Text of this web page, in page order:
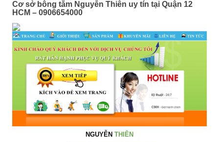
Cơ sở bông tắm Nguyễn Thiên uy tín tại Quận 12
HCM – 0906654000
NGUYỄN THIÊN